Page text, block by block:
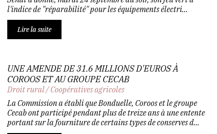
l'indice de "réparabilité" pour les équipements électri...
Lire la suite
UNE AMENDE DE 31.6 MILLIONS D'EUROS À
COROOS ET AU GROUPE CECAB
Droit rural/Coopératives agricoles
La Commission a établi que Bonduelle, Coroos et le groupe
Cecab ont participé pendant plus de treize ans à une entente
portant sur la fourniture de certains types de conserves d...